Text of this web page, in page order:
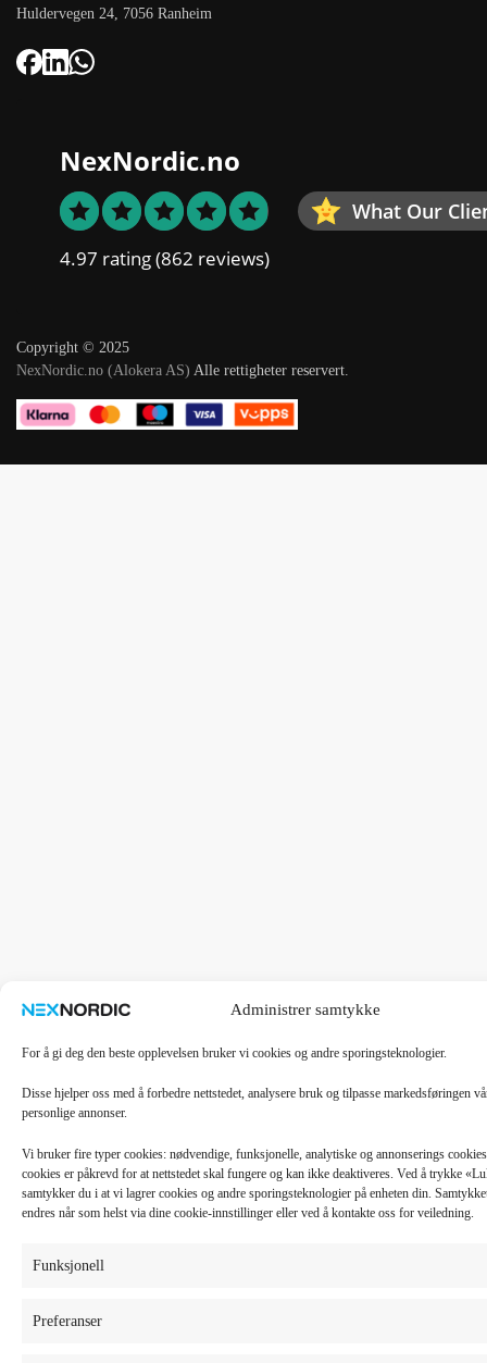
Administrer samtykke
For å gi deg den beste opplevelsen bruker vi cookies og andre sporingsteknologier.
Disse hjelper oss med å forbedre nettstedet, analysere bruk og tilpasse markedsføringen
personlige annonser.
Vi bruker fire typer cookies: nødvendige, funksjonelle, analytiske og annonserings
cookies er påkrevd for at nettstedet skal fungere og kan ikke deaktiveres. Ved å trykke
samtykker du i at vi lagrer cookies og andre sporingsteknologier på enheten din.
endres når som helst via dine cookie-innstillinger eller ved å kontakte oss for veiledning.
Funksjonell
Preferanser
Huldervegen 24, 7056 Ranheim
NexNordic.no
What Our
4.97 rating(862 reviews)
Copyright © 2025
NexNordic.no (Alokera AS) Alle rettigheter reservert.